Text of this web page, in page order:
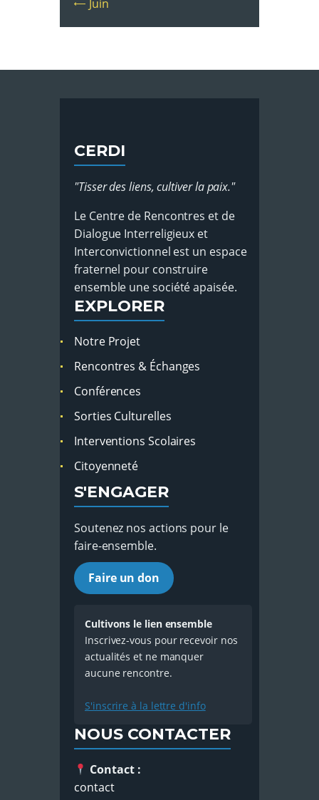
« Juin
CERDI
"Tisser des liens, cultiver la paix."
Le Centre de Rencontres et de
Dialogue Interreligieux et
Interconvictionnel est un espace
fraternel pour construire
ensemble une société apaisée.
EXPLORER
Notre Projet
Rencontres & Échanges
Conférences
Sorties Culturelles
Interventions Scolaires
Citoyenneté
S'ENGAGER
Soutenez nos actions pour le
faire-ensemble.
Faire un don
Cultivons le lien ensemble
Inscrivez-vous pour recevoir nos
actualités et ne manquer
aucune rencontre.
S'inscrire à la lettre d'info
NOUS CONTACTER
Contact :
contact